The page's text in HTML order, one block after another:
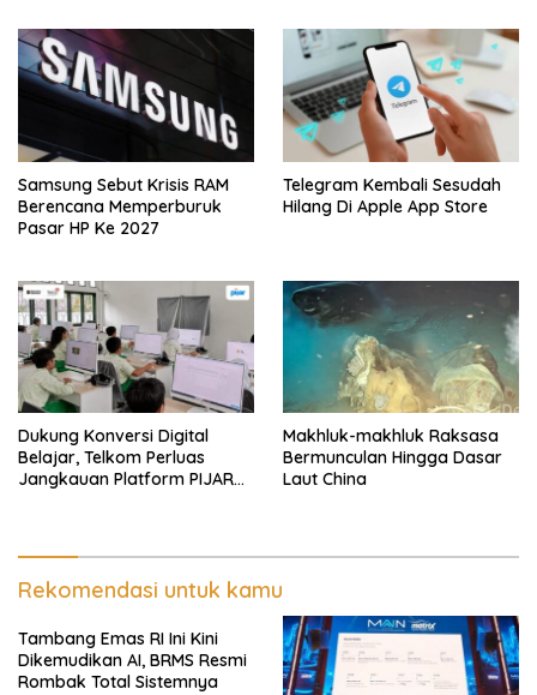
Samsung Sebut Krisis RAM
Berencana Memperburuk
Pasar HP Ke 2027
Telegram Kembali Sesudah
Hilang Di Apple App Store
Dukung Konversi Digital
Belajar, Telkom Perluas
Jangkauan Platform PIJAR
Makhluk-makhluk Raksasa
Bermunculan Hingga Dasar
Laut China
Rekomendasi untuk kamu
Tambang Emas RI Ini Kini
Dikemudikan AI, BRMS Resmi
Rombak Total Sistemnya